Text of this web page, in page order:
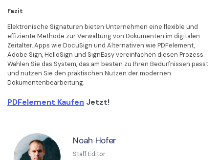
Fazit
Elektronische Signaturen bieten Unternehmen eine flexible und
effiziente Methode zur Verwaltung von Dokumenten im digitalen
Zeitalter. Apps wie DocuSign und Alternativen wie PDFelement,
Adobe Sign, HelloSign und SignEasy vereinfachen diesen Prozess.
Wählen Sie das System, das am besten zu Ihren Bedürfnissen passt
und nutzen Sie den praktischen Nutzen der modernen
Dokumentenbearbeitung.
PDFelement Kaufen Jetzt!
Noah Hofer
Staff Editor